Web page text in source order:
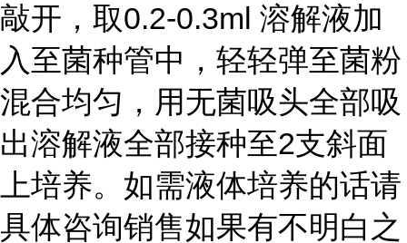
敲开，取0.2-0.3ml 溶解液加
入至菌种管中，轻轻弹至菌粉
混合均匀，用无菌吸头全部吸
出溶解液全部接种至2支斜面
上培养。如需液体培养的话请
具体咨询销售如果有不明白之